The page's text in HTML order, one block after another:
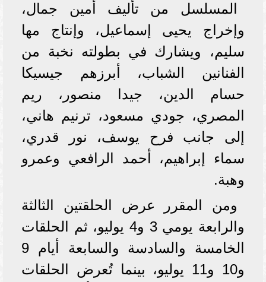
المسلسل من تأليف أمين جمال،
وإخراج يحيى إسماعيل، وإنتاج مها
سليم، ويشارك في بطولته نخبة من
الفنانين الشباب، أبرزهم جيسيكا
حسام الدين، جيدا منصور، ريم
المصري، جودي مسعود، ترنيم هاني،
إلى جانب فرح يوسف، نور قدري،
سماء إبراهيم، أحمد الرافعي وعمرو
وهبة.
ومن المقرر عرض الحلقتين الثالثة
والرابعة يومي 3 و4 يوليو، ثم الحلقات
الخامسة والسادسة والسابعة أيام 9
و10 و11 يوليو، بينما تُعرض الحلقات